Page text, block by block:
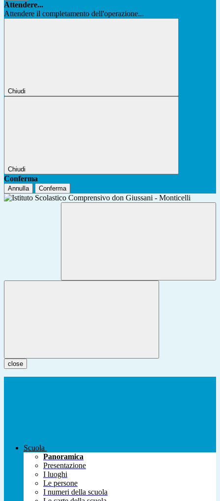
Attendere...
Attendere il completamento dell'operazione...
Chiudi
Chiudi
Conferma
Annulla Conferma
close
Scuola
Panoramica
Presentazione
I luoghi
Le persone
I numeri della scuola